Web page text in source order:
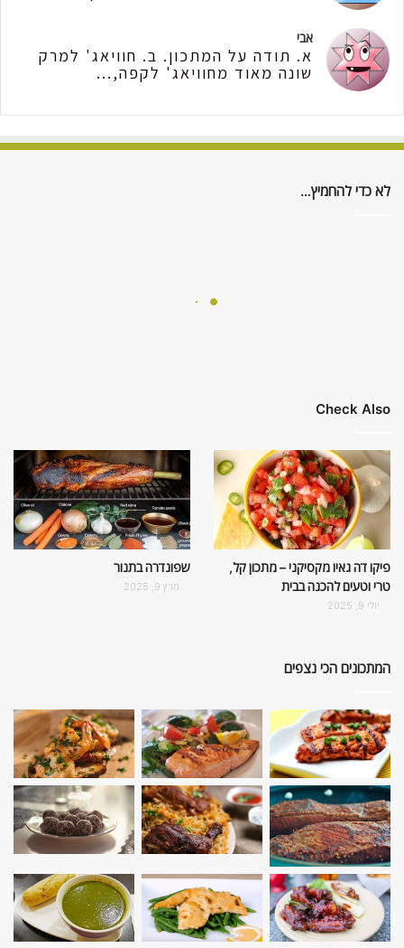
אבי
א. תודה על המתכון. ב. חוויאג' למרק
שונה מאוד מחוויאג' לקפה,...
לא כדי להחמיץ…
Check Also
פיקו דה גאיו מקסיקני – מתכון קל,
טרי וטעים להכנה בבית
יולי 9, 2025
שפונדרה בתנור
מרץ 9, 2025
המתכונים הכי נצפים